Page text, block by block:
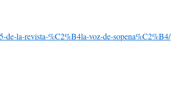
la-revista-%C2%B4la-voz-de-sopena%C2%B4/